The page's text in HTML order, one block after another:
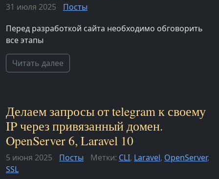
31 июля 2025
Посты
Перед разработкой сайта необходимо обговорить
все этапы
Читать далее
Делаем запросы от telegram к своему
IP через привязанный домен.
OpenServer 6, Laravel 10
5 июня 2025 Посты Метки: CLI, Laravel, OpenServer,
SSL